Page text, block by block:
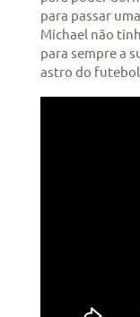
para passar
Michael não
para sempre a
astro do